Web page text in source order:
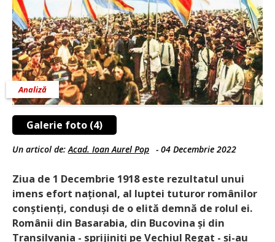
Galerie foto (4)
Analiză
Un articol de:Acad. Ioan Aurel Pop - 04 Decembrie 2022
Ziua de 1 Decembrie 1918 este rezultatul unui
imens efort național, al luptei tuturor românilor
conștienți, conduși de o elită demnă de rolul ei.
Românii din Basarabia, din Bucovina și din
Transilvania - sprijiniți pe Vechiul Regat - și-au